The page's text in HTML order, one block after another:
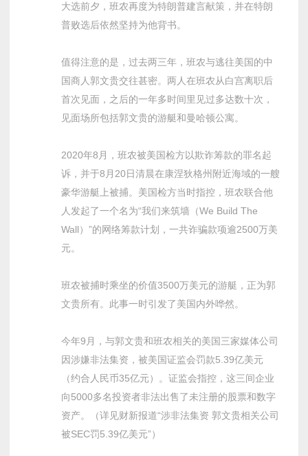
大选前夕，班农再度为特朗普建言献策，并在特朗
普败选后依然坚持为他背书。
值得注意的是，过去两三年，班农与逃往美国的中
国商人郭文贵交往甚密。两人在班农从白宫离职后
首次见面，之后的一年多时间里见过多达数十次，
见面场所包括郭文贵的游艇和曼哈顿公寓。
2020年8月，班农被美国检方以欺诈筹款的罪名起
诉，并于8月20日清晨在康涅狄格州附近海域的一艘
豪华游艇上被捕。美国检方当时指控，班农联合他
人发起了一个名为“我们来筑墙（We Build The
Wall）”的网络筹款计划，一共诈骗款项逾2500万美
元。
班农被捕时乘坐的价值3500万美元的游艇，正为郭
文贵所有。此事一时引发了美国内外哗然。
今年9月，与郭文贵和班农相关的美国三家媒体公司
因涉嫌非法集资，被美国证监会罚款5.39亿美元
（约合人民币35亿元）。证监会指控，这三间企业
向5000多名投资者非法出售了未注册的股票和数字
资产。（详见财新报道“涉非法集资 郭文贵相关公司
被SEC罚5.39亿美元”）